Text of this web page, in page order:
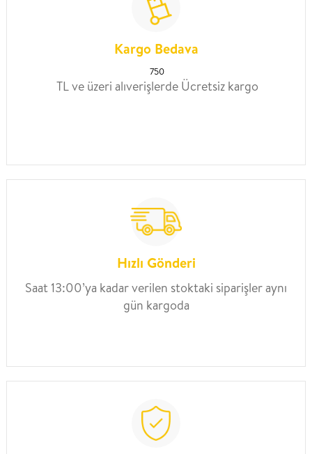
Kargo Bedava
750
TL ve üzeri alıverişlerde Ücretsiz kargo
Hızlı Gönderi
Saat 13:00’ya kadar verilen stoktaki siparişler aynı
gün kargoda